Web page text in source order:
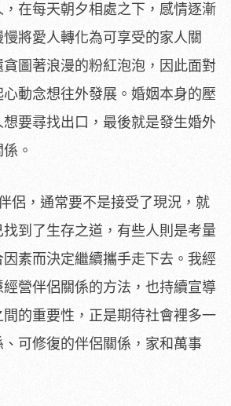
在每天朝夕相處之下，感情逐漸
將愛人轉化為可享受的家人關
圖著浪漫的粉紅泡泡，因此面對
動念想往外發展。婚姻本身的壓
要尋找出口，最後就是發生婚外
。
侶，通常要不是接受了現況，就
到了生存之道，有些人則是考量
素而決定繼續攜手走下去。我經
營伴侶關係的方法，也持續宣導
的重要性，正是期待社會裡多一
可修復的伴侶關係，家和萬事